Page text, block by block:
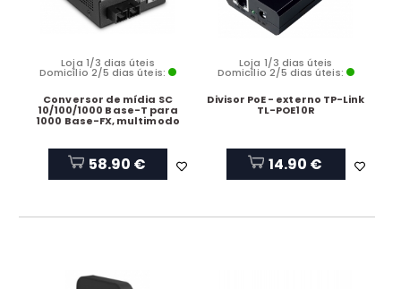
Loja 1/3 dias úteis
Domicílio 2/5 dias úteis:
Conversor de mídia SC
10/100/1000 Base-T para
1000 Base-FX, multimodo
58.90 €
Loja 1/3 dias úteis
Domicílio 2/5 dias úteis:
Divisor PoE - externo TP-Link
TL-POE10R
14.90 €